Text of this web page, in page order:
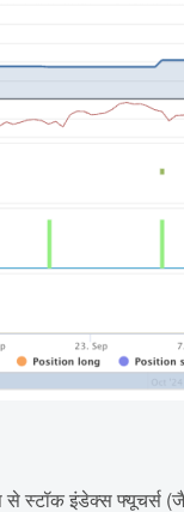
स्टॉक इंडेक्स फ्यूचर्स